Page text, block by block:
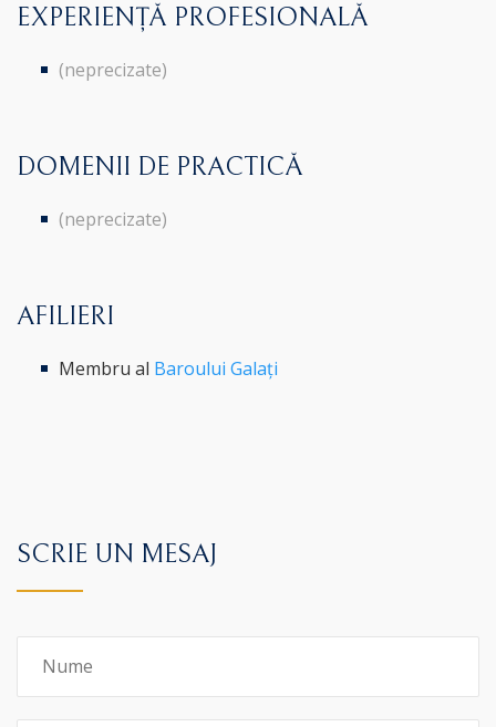
EXPERIENȚĂ PROFESIONALĂ
(neprecizate)
DOMENII DE PRACTICĂ
(neprecizate)
AFILIERI
Membru al Baroului Galați
SCRIE UN MESAJ